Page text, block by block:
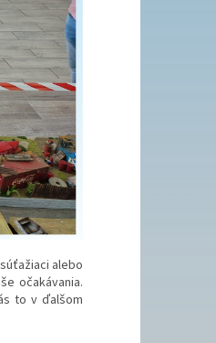
alebo
očakávania.
to v ďalšom